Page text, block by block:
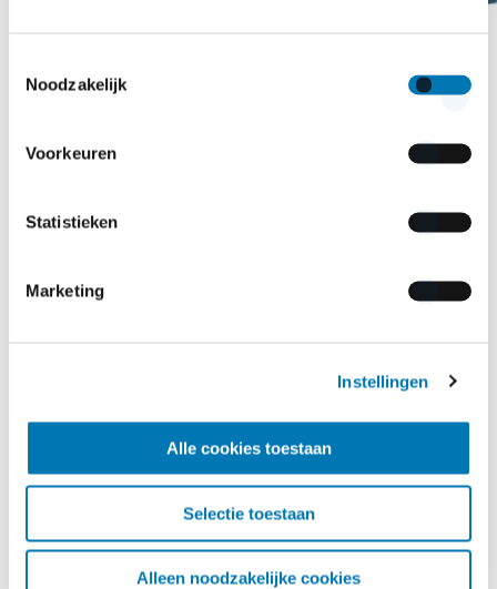
Noodzakelijk
Voorkeuren
Statistieken
Marketing
Instellingen
Alle cookies toestaan
Selectie toestaan
Alleen noodzakelijke cookies
“Onze dekking in Europa voegt veel waarde
Henk